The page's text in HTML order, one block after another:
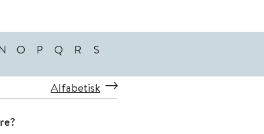
O P Q R S
Alfabetisk